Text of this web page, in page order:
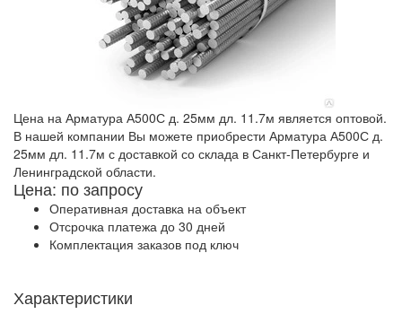
Цена на Арматура А500С д. 25мм дл. 11.7м является оптовой.
В нашей компании Вы можете приобрести Арматура А500С д.
25мм дл. 11.7м с доставкой со склада в Санкт-Петербурге и
Ленинградской области.
Цена: по запросу
Оперативная доставка на объект
Отсрочка платежа до 30 дней
Комплектация заказов под ключ
Характеристики